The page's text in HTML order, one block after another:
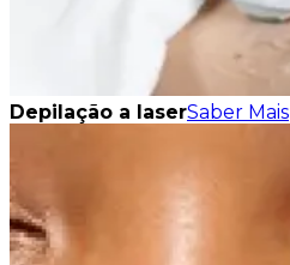
Depilação a laserSaber Mais